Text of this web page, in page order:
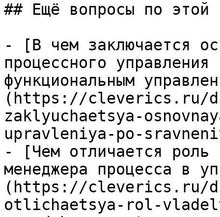
## Ещё вопросы по этой
- [В чем заключается
процессного
функциональным
(https://cleverics.ru/
zaklyuchaetsya-
upravleniya-po-
- [Чем отличается роль
менеджера процесса в
(https://cleverics.ru/
otlichaetsya-rol-